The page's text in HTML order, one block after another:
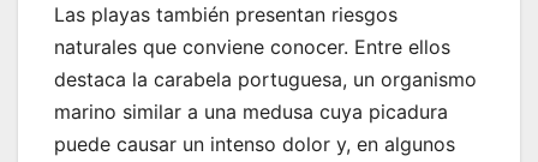
Las playas también presentan riesgos
naturales que conviene conocer. Entre ellos
destaca la carabela portuguesa, un organismo
marino similar a una medusa cuya picadura
puede causar un intenso dolor y, en algunos